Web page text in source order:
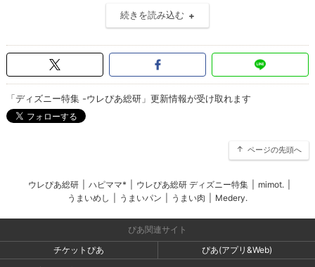
続きを読み込む
「ディズニー特集 -ウレぴあ総研」更新情報が受け取れます
ページの先頭へ
ウレぴあ総研 ハピママ* ウレぴあ総研 ディズニー特集 mimot.
うまいめし
うまいパン うまい肉 Medery.
ぴあ関連サイト
チケットぴあ
ぴあ(アプリ&Web)